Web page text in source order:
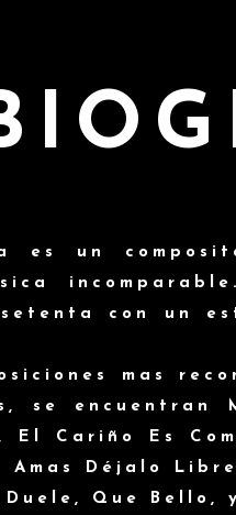
es un
con un
mas
se encuentran
El Cariño Es
Amas Déjalo
Duele, Que Bello,